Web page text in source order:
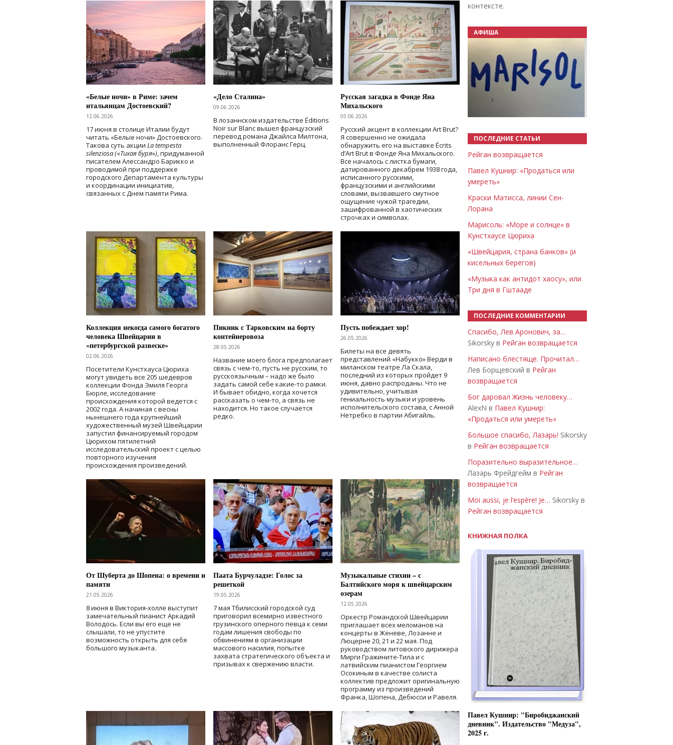
«Белые ночи» в Риме: зачем
итальянцам Достоевский?
12.06.2026
17 июня в столице Италии будут
читать «Белые ночи» Достоевского.
Такова суть акции La tempesta
silenziosa («Тихая буря»), придуманной
писателем Алессандро Барикко и
проводимой при поддержке
городского Департамента культуры
и координации инициатив,
связанных с Днем памяти Рима.
«Дело Сталина»
09.06.2026
В лозаннском издательстве Éditions
Noir sur Blanc вышел французский
перевод романа Джайлса Милтона,
выполненный Флоранс Герц.
Русская загадка в Фонде Яна
Михальского
05.06.2026
Русский акцент в коллекции Art Brut?
Я совершенно не ожидала
обнаружить его на выставке Écrits
d’Art Brut в Фонде Яна Михальского.
Все началось с листка бумаги,
датированного декабрем 1938 года,
исписанного русскими,
французскими и английскими
словами, вызвавшего смутное
ощущение чужой трагедии,
зашифрованной в хаотических
строчках и символах.
Коллекция некогда самого богатого
человека Швейцарии в
«петербургской развеске»
02.06.2026
Посетители Кунстхауса Цюриха
могут увидеть все 205 шедевров
коллекции Фонда Эмиля Георга
Бюрле, исследование
происхождения которой ведется с
2002 года. А начиная с весны
нынешнего года крупнейший
художественный музей Швейцарии
запустил финансируемый городом
Цюрихом пятилетний
исследовательский проект с целью
повторного изучения
происхождения произведений.
Пикник с Тарковским на борту
контейнеровоза
28.05.2026
Название моего блога предполагает
связь с чем-то, пусть не русским, то
русскоязычным – надо же было
задать самой себе какие-то рамки.
И бывает обидно, когда хочется
рассказать о чем-то, а связь не
находится. Но такое случается
редко.
Пусть побеждает хор!
26.05.2026
Билеты на все девять
представлений «Набукко» Верди в
миланском театре Ла Скала,
последний из которых пройдет 9
июня, давно распроданы. Что не
удивительно, учитывая
гениальность музыки и уровень
исполнительского состава, с Анной
Нетребко в партии Абигайль.
От Шуберта до Шопена: о времени и
памяти
21.05.2026
8 июня в Виктория-холле выступит
замечательный пианист Аркадий
Володось. Если вы его еще не
слышали, то не упустите
возможность открыть для себя
большого музыканта.
Паата Бурчуладзе: Голос за
решеткой
19.05.2026
7 мая Тбилисский городской суд
приговорил всемирно известного
грузинского оперного певца к семи
годам лишения свободы по
обвинениям в организации
массового насилия, попытке
захвата стратегического объекта и
призывах к свержению власти.
Музыкальные стихии – с
Балтийского моря к швейцарским
озерам
12.05.2026
Оркестр Романдской Швейцарии
приглашает всех меломанов на
концерты в Женеве, Лозанне и
Люцерне 20, 21 и 22 мая. Под
руководством литовского дирижера
Мирги Гражините-Тила и с
латвийским пианистом Георгием
Осокиным в качестве солиста
коллектив предложит оригинальную
программу из произведений
Франка, Шопена, Дебюсси и Равеля.
контексте.
АФИША
ПОСЛЕДНИЕ СТАТЬИ
Рейган возвращается
Павел Кушнир: «Продаться или
умереть»
Краски Матисса, линии Сен-
Лорана
Марисоль: «Море и солнце» в
Кунстхаусе Цюриха
«Швейцария, страна банков» (и
кисельных берегов)
«Музыка как антидот хаосу», или
Три дня в Гштааде
ПОСЛЕДНИЕ КОММЕНТАРИИ
Спасибо, Лев Аронович, за…
Sikorsky в Рейган возвращается
Написано блестяще. Прочитал…
Лев Борщевский в Рейган
возвращается
Бог даровал Жизнь человеку…
AlexN в Павел Кушнир:
«Продаться или умереть»
Большое спасибо, Лазарь! Sikorsky
в Рейган возвращается
Поразительно выразительное…
Лазарь Фрейдгейм в Рейган
возвращается
Moi aussi, je l’espère! Je… Sikorsky в
Рейган возвращается
КНИЖНАЯ ПОЛКА
Павел Кушнир: "Биробиджанский
дневник". Издательство "Медуза",
2025 г.